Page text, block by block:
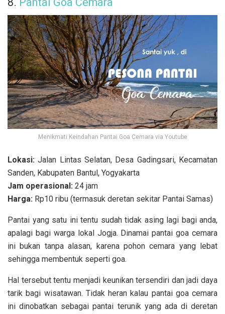
Menikmati Keindahan Pantai Goa Cemara via Youtube
Lokasi:Jalan Lintas Selatan, Desa Gadingsari, Kecamatan
Sanden, Kabupaten Bantul, Yogyakarta
Jam operasional: 24 jam
Harga: Rp10 ribu (termasuk deretan sekitar Pantai Samas)
Pantai yang satu ini tentu sudah tidak asing lagi bagi anda,
apalagi bagi warga lokal Jogja. Dinamai pantai goa cemara
ini bukan tanpa alasan, karena pohon cemara yang lebat
sehingga membentuk seperti goa.
Hal tersebut tentu menjadi keunikan tersendiri dan jadi daya
tarik bagi wisatawan. Tidak heran kalau pantai goa cemara
ini dinobatkan sebagai pantai terunik yang ada di deretan